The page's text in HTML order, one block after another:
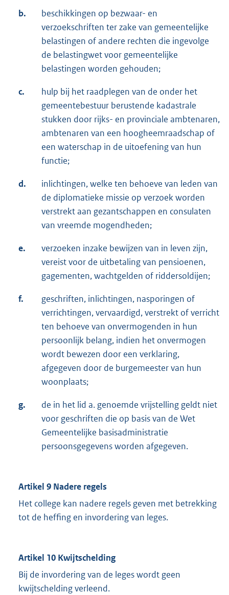
b.
beschikkingen op bezwaar- en
verzoekschriften ter zake van gemeentelijke
belastingen of andere rechten die ingevolge
de belastingwet voor gemeentelijke
belastingen worden gehouden;
c.
hulp bij het raadplegen van de onder het
gemeentebestuur berustende kadastrale
stukken door rijks- en provinciale ambtenaren,
ambtenaren van een hoogheemraadschap of
een waterschap in de uitoefening van hun
functie;
d.
inlichtingen, welke ten behoeve van leden van
de diplomatieke missie op verzoek worden
verstrekt aan gezantschappen en consulaten
van vreemde mogendheden;
e.
verzoeken inzake bewijzen van in leven zijn,
vereist voor de uitbetaling van pensioenen,
gagementen, wachtgelden of riddersoldijen;
f.
geschriften, inlichtingen, nasporingen of
verrichtingen, vervaardigd, verstrekt of verricht
ten behoeve van onvermogenden in hun
persoonlijk belang, indien het onvermogen
wordt bewezen door een verklaring,
afgegeven door de burgemeester van hun
woonplaats;
g.
de in het lid a. genoemde vrijstelling geldt niet
voor geschriften die op basis van de Wet
Gemeentelijke basisadministratie
persoonsgegevens worden afgegeven.
Artikel 9 Nadere regels
Het college kan nadere regels geven met betrekking
tot de heffing en invordering van leges.
Artikel 10 Kwijtschelding
Bij de invordering van de leges wordt geen
kwijtschelding verleend.